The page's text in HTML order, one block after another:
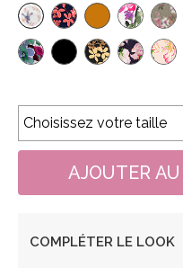
COMPLÉTER LE LOOK